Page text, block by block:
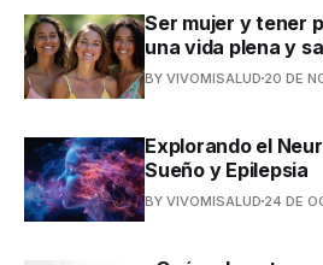
Ser mujer y tener
una vida plena y
BY VIVOMISALUD 20 DE
Explorando el
Sueño y Epilepsia
BY VIVOMISALUD 24 DE